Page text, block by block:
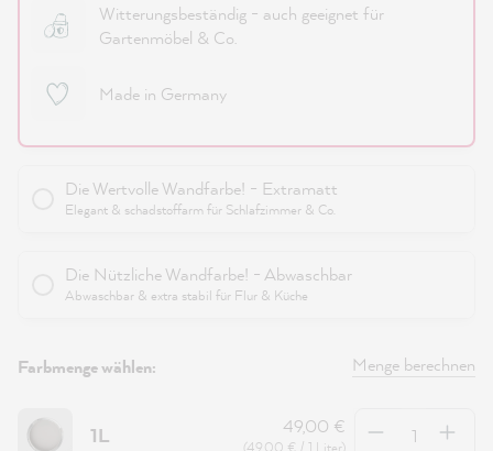
Witterungsbeständig - auch geeignet für
Gartenmöbel & Co.
Made in Germany
Die Wertvolle Wandfarbe! - Extramatt
Elegant & schadstoffarm für Schlafzimmer & Co.
Die Nützliche Wandfarbe! - Abwaschbar
Abwaschbar & extra stabil für Flur & Küche
Farbmenge wählen: Menge berechnen
1L 49,00 €
(49,00 € / 1 Liter)